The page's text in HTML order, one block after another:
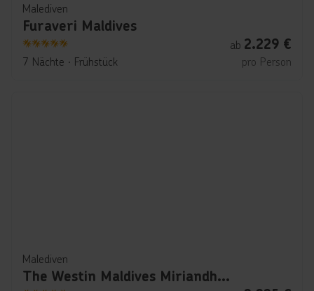
Malediven
Furaveri Maldives
5
7 Nächte ∙ Frühstück
ab 2.229 €
pro Person
Malediven
The Westin Maldives Miriandhoo Resort